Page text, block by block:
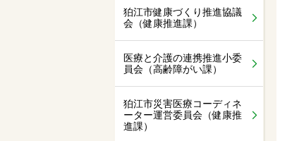
狛江市健康づくり推進協議
会（健康推進課）
医療と介護の連携推進小委
員会（高齢障がい課）
狛江市災害医療コーディネ
ーター運営委員会（健康推
進課）